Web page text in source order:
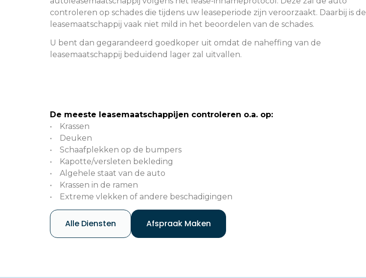
controleren op schades die tijdens uw leaseperiode zijn veroorzaakt. Daarbij is de
leasemaatschappij vaak niet mild in het beoordelen van de schades.
U bent dan gegarandeerd goedkoper uit omdat de naheffing van de
leasemaatschappij beduidend lager zal uitvallen.
De meeste leasemaatschappijen controleren o.a. op:
• Krassen
• Deuken
• Schaafplekken op de bumpers
• Kapotte/versleten bekleding
• Algehele staat van de auto
• Krassen in de ramen
• Extreme vlekken of andere beschadigingen
Alle Diensten Afspraak Maken